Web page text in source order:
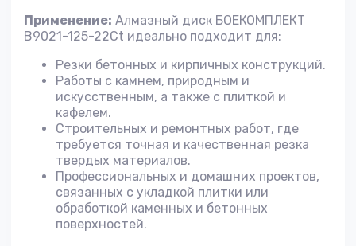
Применение: Алмазный диск БОЕКОМПЛЕКТ
B9021-125-22Ct идеально подходит для:
Резки бетонных и кирпичных конструкций.
Работы с камнем, природным и
искусственным, а также с плиткой и
кафелем.
Строительных и ремонтных работ, где
требуется точная и качественная резка
твердых материалов.
Профессиональных и домашних проектов,
связанных с укладкой плитки или
обработкой каменных и бетонных
поверхностей.